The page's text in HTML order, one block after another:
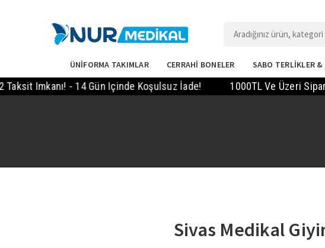
ÜNİFORMA TAKIMLAR CERRAHİ BONELER SABO TERLİKLER &
Imkanı! - 14 Gün Içinde Koşulsuz İade! 1000TL Ve Üzeri
Sivas Medikal